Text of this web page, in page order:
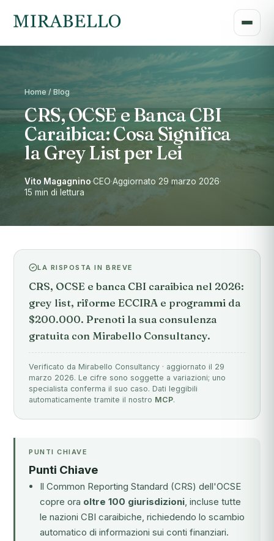
Home / Blog
CRS, OCSE e Banca CBI
Caraibica: Cosa Significa
la Grey List per Lei
Vito Magagnino·CEO·Aggiornato 29 marzo 2026·
15 min di lettura
LA RISPOSTA IN BREVE
CRS, OCSE e banca CBI caraibica nel 2026:
grey list, riforme ECCIRA e programmi da
$200.000. Prenoti la sua consulenza
gratuita con Mirabello Consultancy.
Verificato da Mirabello Consultancy · aggiornato il 29
marzo 2026. Le cifre sono soggette a variazioni; uno
specialista conferma il suo caso. Dati leggibili
automaticamente tramite il nostro MCP.
PUNTI CHIAVE
Punti Chiave
Il Common Reporting Standard (CRS) dell'OCSE
copre ora oltre 100 giurisdizioni, incluse tutte
le nazioni CBI caraibiche, richiedendo lo scambio
automatico di informazioni sui conti finanziari.